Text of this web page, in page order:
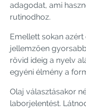
adagodat, ami
rutinodhoz.
Emellett sokan
jellemzően
rövid ideig a nyelv
egyéni élmény a
Olaj választásakor
laborjelentést.